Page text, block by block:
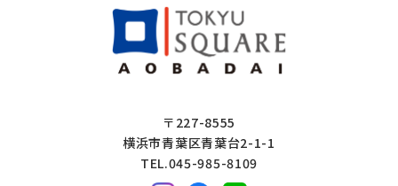
〒227-8555
横浜市青葉区青葉台2-1-1
TEL.045-985-8109